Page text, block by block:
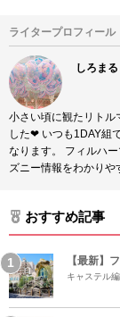
ライタープロフィール
しろまる
小さい頃に観たリトル
した❤︎ いつも1DAY組
なります。 フィルハ
ズニー情報をわかりや
おすすめ記事
【最新】
キャステル